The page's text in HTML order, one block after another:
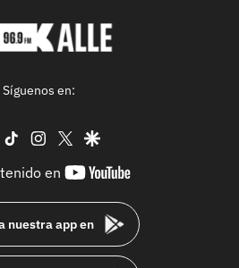
Síguenos en:
facebook
tiktok instagram
twittergoogle
en
youtube-
nuestra app en